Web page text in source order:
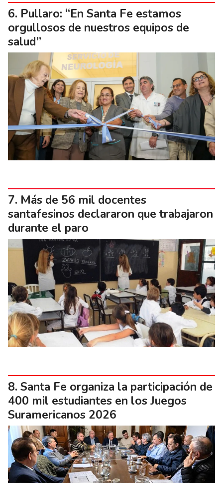
Pullaro: “En Santa Fe estamos
orgullosos de nuestros equipos de
salud”
Más de 56 mil docentes
santafesinos declararon que trabajaron
durante el paro
Santa Fe organiza la participación de
400 mil estudiantes en los Juegos
Suramericanos 2026